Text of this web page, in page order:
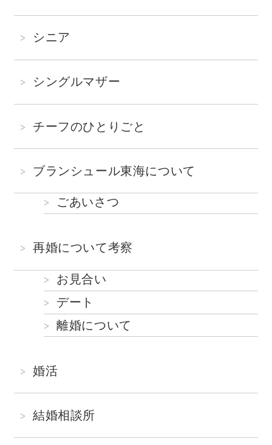
シニア
シングルマザー
チーフのひとりごと
ブランシュール東海について
ごあいさつ
再婚について考察
お見合い
デート
離婚について
婚活
結婚相談所